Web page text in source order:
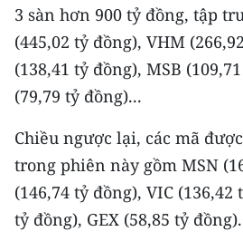
RADIO
MEDIA CENTER
E-Magazine
Video
Media Chính trị
Media Kinh tế
3 sàn hơn 900 tỷ đồng, tập
(445,02 tỷ đồng), VHM
(138,41 tỷ đồng), MSB
(79,79 tỷ đồng)...
Chiều ngược lại, các mã
trong phiên này gồm MSN
(146,74 tỷ đồng), VIC (136,42
tỷ đồng), GEX (58,85 tỷ